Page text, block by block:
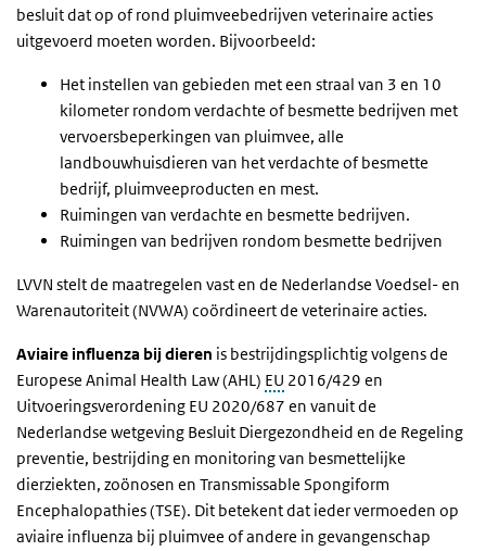
besluit dat op of rond pluimveebedrijven veterinaire acties
uitgevoerd moeten worden. Bijvoorbeeld:
Het instellen van gebieden met een straal van 3 en 10
kilometer rondom verdachte of besmette bedrijven met
vervoersbeperkingen van pluimvee, alle
landbouwhuisdieren van het verdachte of besmette
bedrijf, pluimveeproducten en mest.
Ruimingen van verdachte en besmette bedrijven.
Ruimingen van bedrijven rondom besmette bedrijven
LVVN stelt de maatregelen vast en de Nederlandse Voedsel- en
Warenautoriteit (NVWA) coördineert de veterinaire acties.
Aviaire influenza bij dieren is bestrijdingsplichtig volgens de
Europese Animal Health Law (AHL) EU 2016/429 en
Uitvoeringsverordening EU 2020/687 en vanuit de
Nederlandse wetgeving Besluit Diergezondheid en de Regeling
preventie, bestrijding en monitoring van besmettelijke
dierziekten, zoönosen en Transmissable Spongiform
Encephalopathies (TSE). Dit betekent dat ieder vermoeden op
aviaire influenza bij pluimvee of andere in gevangenschap